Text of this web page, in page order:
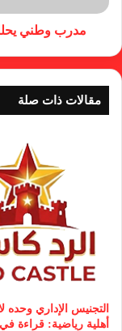
مدرب وطني
مقالات ذات صلة
التجنيس الإداري وحده
أهلية رياضية: قراءة